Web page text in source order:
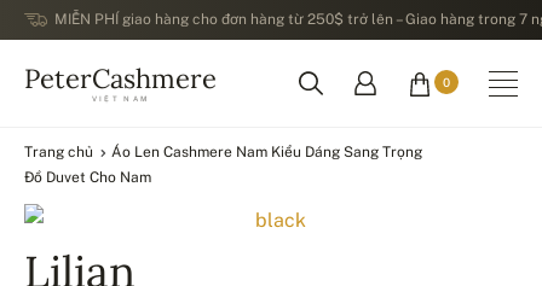
MIỄN PHÍ giao hàng cho đơn hàng từ 250$ trở lên – Giao hàng trong 7
PeterCashmere
VIỆT NAM
0
Trang chủ
Áo Len Cashmere Nam Kiểu Dáng Sang Trọng
Đồ Duvet Cho Nam
Lilian